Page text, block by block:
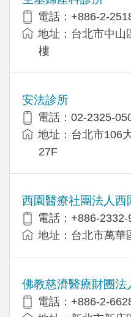
電話：+886-2-
地址：台北市中山
樓
安法診所
電話：02-2325-
地址：台北市106
27F
西園醫療社團法人西
電話：+886-2332-
地址：台北市萬華
佛教慈濟醫療財團法
電話：+886-2-